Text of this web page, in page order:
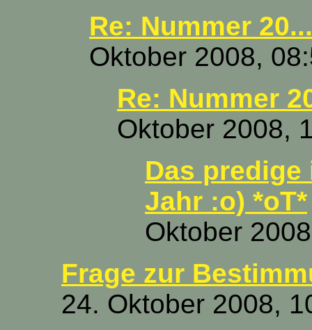
Re: Nummer
Oktober 2008,
Re: Nummer
Oktober 2008,
Das
Jahr :o) *oT*
Oktober
Frage zur
24. Oktober 2008,